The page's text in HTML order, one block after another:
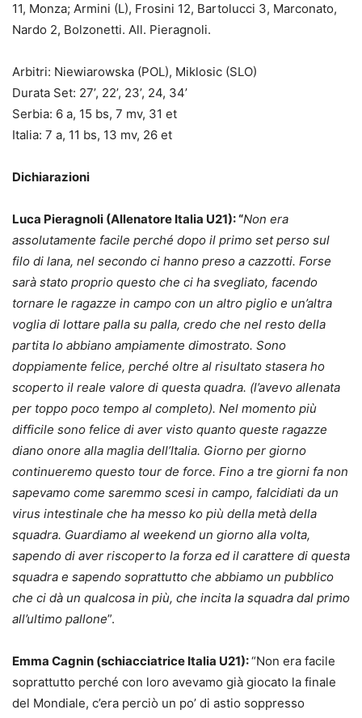
11, Monza; Armini (L), Frosini 12, Bartolucci 3, Marconato,
Nardo 2, Bolzonetti. All. Pieragnoli.
Arbitri: Niewiarowska (POL), Miklosic (SLO)
Durata Set: 27’, 22’, 23’, 24, 34’
Serbia: 6 a, 15 bs, 7 mv, 31 et
Italia: 7 a, 11 bs, 13 mv, 26 et
Dichiarazioni
Luca Pieragnoli (Allenatore Italia U21): “Non era
assolutamente facile perché dopo il primo set perso sul
filo di lana, nel secondo ci hanno preso a cazzotti. Forse
sarà stato proprio questo che ci ha svegliato, facendo
tornare le ragazze in campo con un altro piglio e un’altra
voglia di lottare palla su palla, credo che nel resto della
partita lo abbiano ampiamente dimostrato. Sono
doppiamente felice, perché oltre al risultato stasera ho
scoperto il reale valore di questa quadra. (l’avevo allenata
per toppo poco tempo al completo). Nel momento più
difficile sono felice di aver visto quanto queste ragazze
diano onore alla maglia dell’Italia. Giorno per giorno
continueremo questo tour de force. Fino a tre giorni fa non
sapevamo come saremmo scesi in campo, falcidiati da un
virus intestinale che ha messo ko più della metà della
squadra. Guardiamo al weekend un giorno alla volta,
sapendo di aver riscoperto la forza ed il carattere di questa
squadra e sapendo soprattutto che abbiamo un pubblico
che ci dà un qualcosa in più, che incita la squadra dal primo
all’ultimo pallone”.
Emma Cagnin (schiacciatrice Italia U21):“Non era facile
soprattutto perché con loro avevamo già giocato la finale
del Mondiale, c’era perciò un po’ di astio soppresso